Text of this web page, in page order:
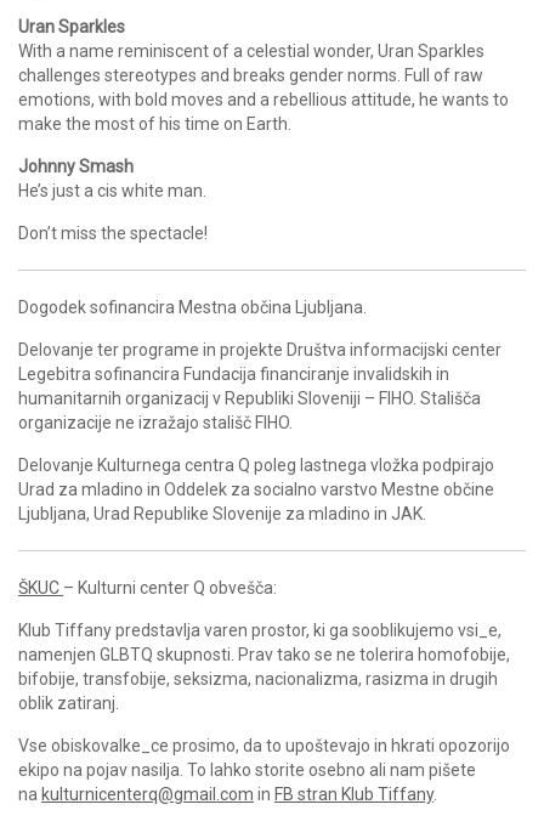
Uran Sparkles
With a name reminiscent of a celestial wonder, Uran Sparkles
challenges stereotypes and breaks gender norms. Full of raw
emotions, with bold moves and a rebellious attitude, he wants to
make the most of his time on Earth.
Johnny Smash
He’s just a cis white man.
Don’t miss the spectacle!
Dogodek sofinancira Mestna občina Ljubljana.
Delovanje ter programe in projekte Društva informacijski center
Legebitra sofinancira Fundacija financiranje invalidskih in
humanitarnih organizacij v Republiki Sloveniji – FIHO. Stališča
organizacije ne izražajo stališč FIHO.
Delovanje Kulturnega centra Q poleg lastnega vložka podpirajo
Urad za mladino in Oddelek za socialno varstvo Mestne občine
Ljubljana, Urad Republike Slovenije za mladino in JAK.
ŠKUC – Kulturni center Q obvešča:
Klub Tiffany predstavlja varen prostor, ki ga sooblikujemo vsi_e,
namenjen GLBTQ skupnosti. Prav tako se ne tolerira homofobije,
bifobije, transfobije, seksizma, nacionalizma, rasizma in drugih
oblik zatiranj.
Vse obiskovalke_ce prosimo, da to upoštevajo in hkrati opozorijo
ekipo na pojav nasilja. To lahko storite osebno ali nam pišete
na kulturnicenterq@gmail.com in FB stran Klub Tiffany.